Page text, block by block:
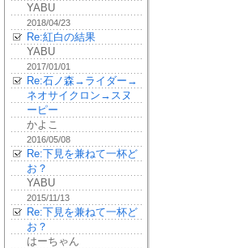
YABU
2018/04/23
Re:紅白の結果
YABU
2017/01/01
Re:石ノ森→ライダー→
ネオサイクロン→スヌ
ーピー
かよこ
2016/05/08
Re:下見を兼ねて一杯ど
お？
YABU
2015/11/13
Re:下見を兼ねて一杯ど
お？
はーちゃん